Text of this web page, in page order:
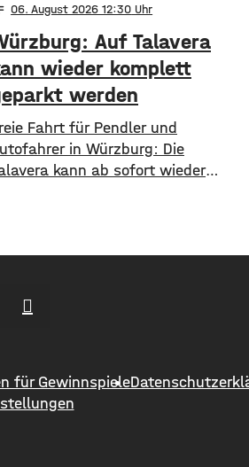
06. August 2026 12:30
Auf Talavera
wieder komplett
werden
Fahrt für Pendler und
in Würzburg: Die
kann ab sofort wieder
gewohnt zur Verfügung. Erst
das Kiliani gefeiert, anschließend
war ein Circus zu Gast. ​
und verschwunden. …
für Gewinnspiele